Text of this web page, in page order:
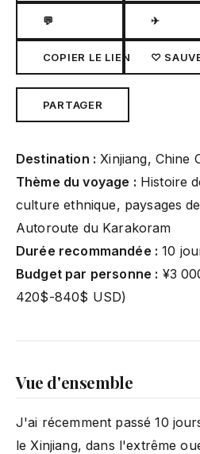
💬 ✈
COPIER LE LIEN ♡
PARTAGER
Destination : Xinjiang, Chine
Thème du voyage : Histoire
culture ethnique, paysages
Autoroute du Karakoram
Durée recommandée : 10
Budget par personne : ¥3
420$-840$ USD)
Vue d'ensemble
J'ai récemment passé 10
le Xinjiang, dans l'extrême